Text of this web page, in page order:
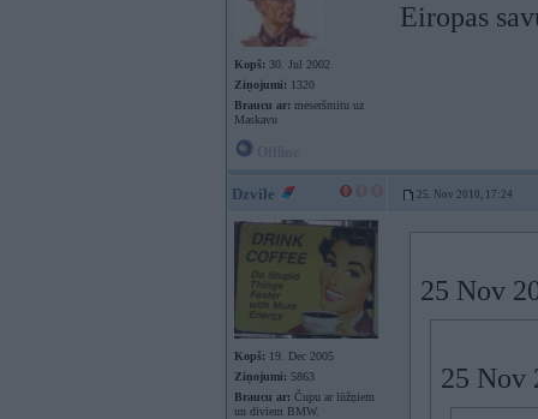
Kopš: 30. Jul 2002
Ziņojumi: 1320
Braucu ar: meseršmitu uz
Maskavu
Eiropas
Dzvile 25. Nov 2010, 17:24
Kopš: 19. Dec 2005
Ziņojumi: 5863
Braucu ar: Čupu ar lūžņiem
un diviem BMW.
25 Nov
25 Nov